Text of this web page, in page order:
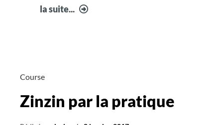
la suite...
Course
Zinzin par la pratique